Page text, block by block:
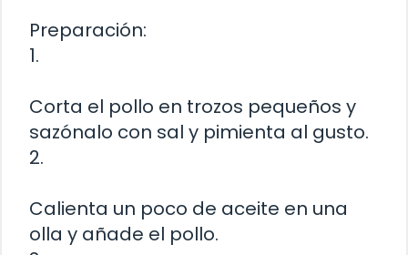
Preparación:
1.
Corta el pollo en trozos pequeños y
sazónalo con sal y pimienta al gusto.
2.
Calienta un poco de aceite en una
olla y añade el pollo.